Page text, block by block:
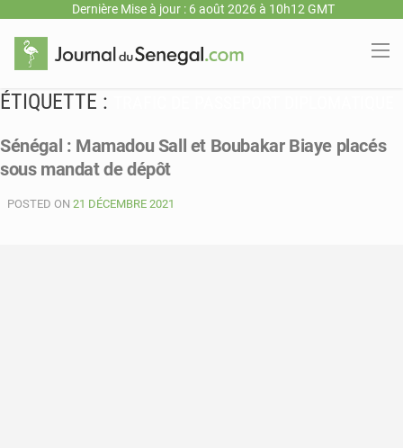
Dernière Mise à jour : 6 août 2026 à 10h12 GMT
ÉTIQUETTE :
Sénégal : Mamadou Sall et Boubakar Biaye placés
sous mandat de dépôt
POSTED ON 21 DÉCEMBRE 2021